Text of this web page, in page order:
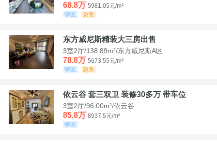
68.8万 5981.05元/m²
学区
急售
东方威尼斯精装大三房出售
3室2厅/138.89m²/东方威尼斯A区
78.8万 5673.55元/m²
学区
急售
依云谷 套三双卫 装修30多万 带车位
3室2厅/96.00m²/依云谷
85.8万 8937.5元/m²
学区